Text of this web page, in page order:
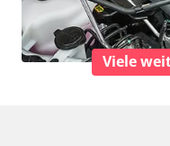
Viele